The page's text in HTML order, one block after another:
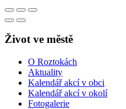
Život ve městě
O Roztokách
Aktuality
Kalendář akcí v obci
Kalendář akcí v okolí
Fotogalerie